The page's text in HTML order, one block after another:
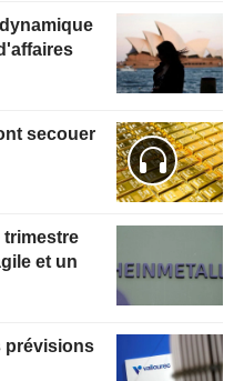
secouer
et un